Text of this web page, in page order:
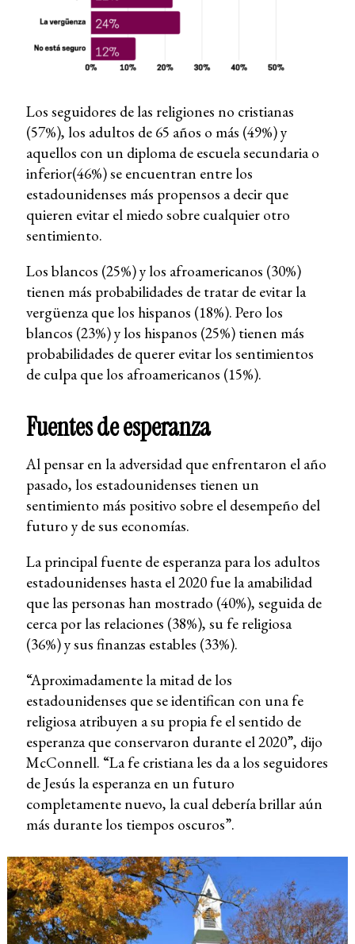
Los seguidores de las religiones no cristianas
(57%), los adultos de 65 años o más (49%) y
aquellos con un diploma de escuela secundaria o
inferior(46%) se encuentran entre los
estadounidenses más propensos a decir que
quieren evitar el miedo sobre cualquier otro
sentimiento.
Los blancos (25%) y los afroamericanos (30%)
tienen más probabilidades de tratar de evitar la
vergüenza que los hispanos (18%). Pero los
blancos (23%) y los hispanos (25%) tienen más
probabilidades de querer evitar los sentimientos
de culpa que los afroamericanos (15%).
Fuentes de esperanza
Al pensar en la adversidad que enfrentaron el año
pasado, los estadounidenses tienen un
sentimiento más positivo sobre el desempeño del
futuro y de sus economías.
La principal fuente de esperanza para los adultos
estadounidenses hasta el 2020 fue la amabilidad
que las personas han mostrado (40%), seguida de
cerca por las relaciones (38%), su fe religiosa
(36%) y sus finanzas estables (33%).
“Aproximadamente la mitad de los
estadounidenses que se identifican con una fe
religiosa atribuyen a su propia fe el sentido de
esperanza que conservaron durante el 2020”, dijo
McConnell. “La fe cristiana les da a los seguidores
de Jesús la esperanza en un futuro
completamente nuevo, la cual debería brillar aún
más durante los tiempos oscuros”.